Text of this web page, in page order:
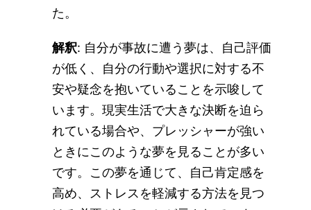
た。
解釈: 自分が事故に遭う夢は、自己評価
が低く、自分の行動や選択に対する不
安や疑念を抱いていることを示唆して
います。現実生活で大きな決断を迫ら
れている場合や、プレッシャーが強い
ときにこのような夢を見ることが多い
です。この夢を通じて、自己肯定感を
高め、ストレスを軽減する方法を見つ